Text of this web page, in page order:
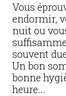
Vous
endormir,
nuit ou
souvent
Un bon
bonne
heure...